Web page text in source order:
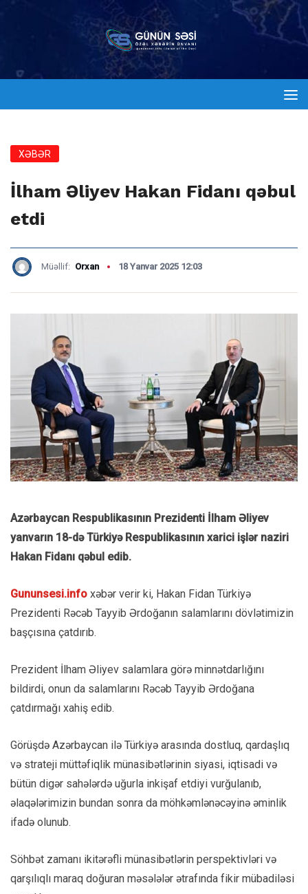
XƏBƏR
İlham Əliyev Hakan Fidanı qəbul
etdi
Müəllif: Orxan 18 Yanvar 2025 12:03
Azərbaycan Respublikasının Prezidenti İlham Əliyev
yanvarın 18-də Türkiyə Respublikasının xarici işlər naziri
Hakan Fidanı qəbul edib.
Gununsesi.info xəbər verir ki, Hakan Fidan Türkiyə
Prezidenti Rəcəb Tayyib Ərdoğanın salamlarını dövlətimizin
başçısına çatdırıb.
Prezident İlham Əliyev salamlara görə minnətdarlığını
bildirdi, onun da salamlarını Rəcəb Tayyib Ərdoğana
çatdırmağı xahiş edib.
Görüşdə Azərbaycan ilə Türkiyə arasında dostluq, qardaşlıq
və strateji müttəfiqlik münasibətlərinin siyasi, iqtisadi və
bütün digər sahələrdə uğurla inkişaf etdiyi vurğulanıb,
əlaqələrimizin bundan sonra da möhkəmlənəcəyinə əminlik
ifadə olunub.
Söhbət zamanı ikitərəfli münasibətlərin perspektivləri və
qarşılıqlı maraq doğuran məsələlər ətrafında fikir mübadiləsi